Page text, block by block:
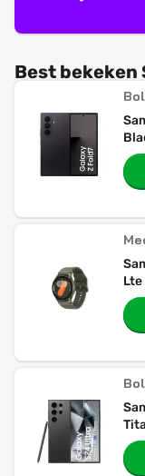
Best bekeken
Bol
Lte
Bol